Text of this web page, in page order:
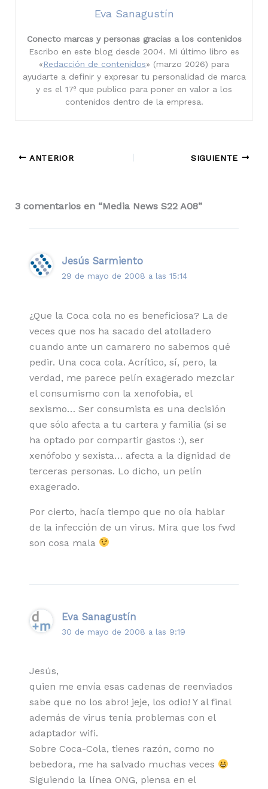
Eva Sanagustín
Conecto marcas y personas gracias a los contenidos
Escribo en este blog desde 2004. Mi último libro es
«Redacción de contenidos» (marzo 2026) para
ayudarte a definir y expresar tu personalidad de marca
y es el 17º que publico para poner en valor a los
contenidos dentro de la empresa.
ANTERIOR SIGUIENTE
3 comentarios en “Media News S22 A08”
Jesús Sarmiento
29 de mayo de 2008 a las 15:14
¿Que la Coca cola no es beneficiosa? La de
veces que nos ha sacado del atolladero
cuando ante un camarero no sabemos qué
pedir. Una coca cola. Acrítico, sí, pero, la
verdad, me parece pelín exagerado mezclar
el consumismo con la xenofobia, el
sexismo… Ser consumista es una decisión
que sólo afecta a tu cartera y familia (si se
ha optado por compartir gastos :), ser
xenófobo y sexista… afecta a la dignidad de
terceras personas. Lo dicho, un pelín
exagerado.
Por cierto, hacía tiempo que no oía hablar
de la infección de un virus. Mira que los fwd
son cosa mala
Eva Sanagustín
30 de mayo de 2008 a las 9:19
Jesús,
quien me envía esas cadenas de reenviados
sabe que no los abro! jeje, los odio! Y al final
además de virus tenía problemas con el
adaptador wifi.
Sobre Coca-Cola, tienes razón, como no
bebedora, me ha salvado muchas veces
Siguiendo la línea ONG, piensa en el